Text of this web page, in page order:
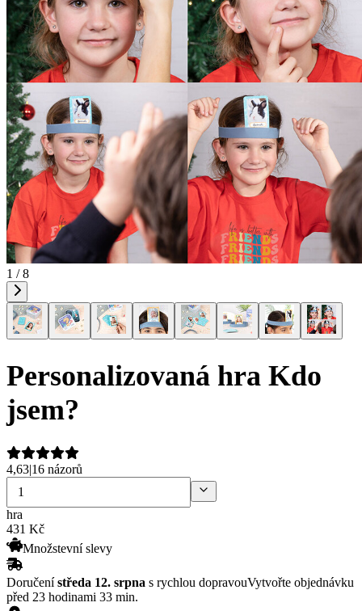
1 / 8
Personalizovaná hra Kdo
jsem?
4,63|16 názorů
hra
431 Kč
Množstevní slevy
Doručenístředa 12. srpna s rychlou dopravouVytvořte objednávku
před 23 hodinami 33 min.